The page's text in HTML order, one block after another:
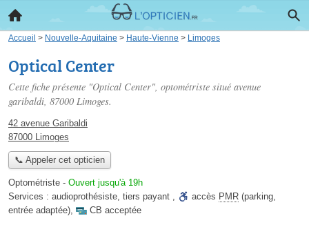
Accueil > Nouvelle-Aquitaine > Haute-Vienne > Limoges
Optical Center
Cette fiche présente "Optical Center", optométriste situé avenue
garibaldi, 87000 Limoges.
42 avenue Garibaldi
87000 Limoges
📞 Appeler cet opticien
Optométriste - Ouvert jusqu'à 19h
Services : audioprothésiste, tiers payant , accès PMR (parking,
entrée adaptée),
CB acceptée